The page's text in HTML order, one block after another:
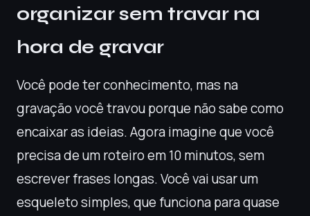
organizar sem travar na
hora de gravar
Você pode ter conhecimento, mas na
gravação você travou porque não sabe como
encaixar as ideias. Agora imagine que você
precisa de um roteiro em 10 minutos, sem
escrever frases longas. Você vai usar um
esqueleto simples, que funciona para quase